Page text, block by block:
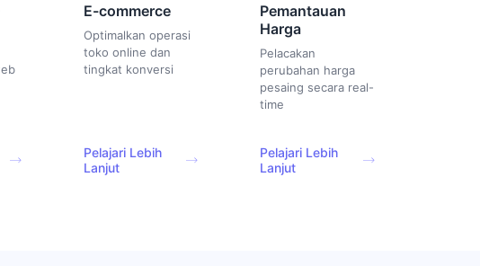
E-commerce
Optimalkan operasi
toko online dan
tingkat konversi
Pelajari Lebih
Lanjut
Pemantauan
Harga
Pelacakan
perubahan harga
pesaing secara real-
time
Pelajari Lebih
Lanjut